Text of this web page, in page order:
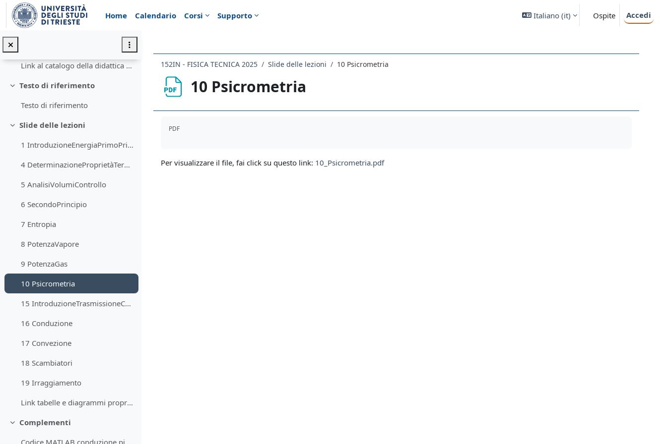
Vai al contenuto principale
Home
Calendario Corsi Supporto Italiano ‎(it)‎ Ospite Accedi
Modalità d'esame
Ricevimento studenti
Link al catalogo della didattica a distanza
Minimizza
Testo di riferimento
Testo di riferimento
Minimizza
Slide delle lezioni
1 IntroduzioneEnergiaPrimoPrincipio
4 DeterminazioneProprietàTermodinamiche
5 AnalisiVolumiControllo
6 SecondoPrincipio
7 Entropia
8 PotenzaVapore
9 PotenzaGas
10 Psicrometria
15 IntroduzioneTrasmissioneCalore
16 Conduzione
17 Convezione
18 Scambiatori
19 Irraggiamento
Link tabelle e diagrammi proprietà acqua e R134A
Minimizza
Complementi
152IN - FISICA TECNICA 2025 Slide delle lezioni 10 Psicrometria
10 Psicrometria
PDF
Per visualizzare il file, fai click su questo link: 10_Psicrometria.pdf